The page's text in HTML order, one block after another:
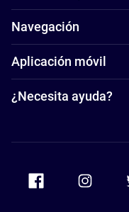
Navegación
Aplicación móvil
¿Necesita ayuda?
Accor Facebook